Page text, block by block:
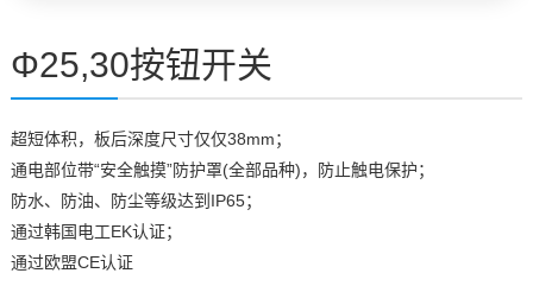
Φ25,30按钮开关
超短体积，板后深度尺寸仅仅38mm；
通电部位带“安全触摸”防护罩(全部品种)，防止触电保护；
防水、防油、防尘等级达到IP65；
通过韩国电工EK认证；
通过欧盟CE认证